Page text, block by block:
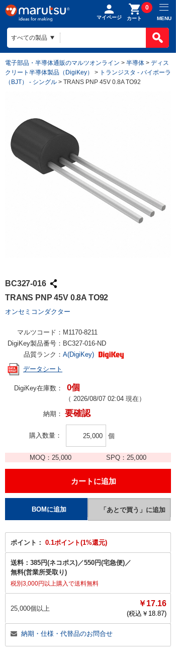
マイページ カート
0
MENU
電子部品・半導体通販のマルツオンライン > 半導体 > ディス
クリート半導体製品（DigiKey）
> トランジスタ - バイポーラ
（BJT） - シングル > TRANS PNP 45V 0.8A TO92
BC327-016
TRANS PNP 45V 0.8A TO92
オンセミコンダクター
マルツコード： M1170-8211
DigiKey製品番号： BC327-016-ND
品質ランク： A(DigiKey)
データシート
DigiKey在庫数： 0個
（ 2026/08/07 02:04 現在）
納期： 要確認
購入数量 個
MOQ：25,000 SPQ： 25,000
ポイント： 0.1ポイント(1%還元)
送料： 385円(ネコポス)／550円(宅急便)／
無料(営業所受取り)
税別3,000円以上購入で送料無料
25,000個以上
￥17.16
(税込￥ 18.87)
納期・仕様・代替品のお問合せ